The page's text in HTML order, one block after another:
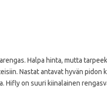
Halpa hinta, mutta
Nastat antavat hyvän pidon
Hifly on suuri kiinalainen